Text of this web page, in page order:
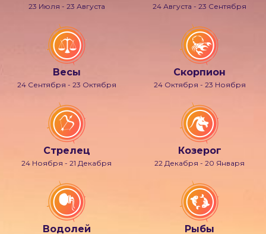
23 Июля - 23 Августа 24 Августа - 23 Сентября
Весы
24 Сентября - 23 Октября
Скорпион
24 Октября - 23 Ноября
Стрелец
24 Ноября - 21 Декабря
Козерог
22 Декабря - 20 Января
Водолей Рыбы